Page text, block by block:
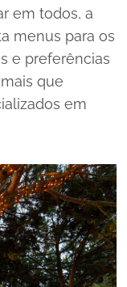
em todos, a
menus para os
e preferências
que
em